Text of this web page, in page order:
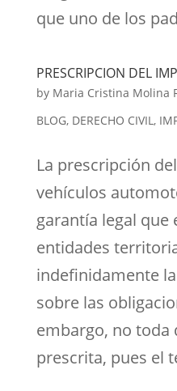
que uno de los
PRESCRIPCION DEL
by Maria Cristina Molina
BLOG, DERECHO CIVIL,
La prescripción
vehículos
garantía legal que
entidades
indefinidamente
sobre las
embargo, no toda
prescrita, pues el